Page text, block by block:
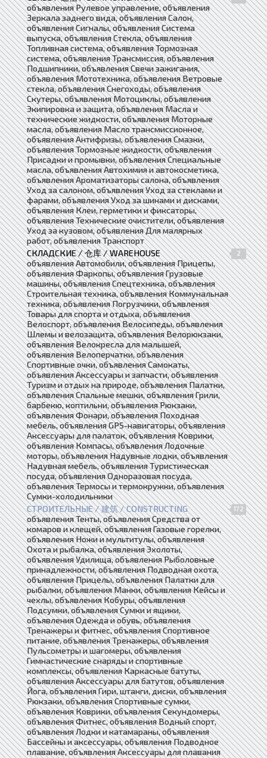
объявления Рулевое управление, объявления
Зеркала заднего вида, объявления Салон,
объявления Сигналы, объявления Система
выпуска, объявления Стекла, объявления
Топливная система, объявления Тормозная
система, объявления Трансмиссия, объявления
Подшипники, объявления Свечи зажигания,
объявления Мототехника, объявления Ветровые
стекла, объявления Снегоходы, объявления
Скутеры, объявления Мотоциклы, объявления
Экипировка и защита, объявления Масла и
технические жидкости, объявления Моторные
масла, объявления Масло трансмиссионное,
объявления Антифризы, объявления Смазки,
объявления Тормозные жидкости, объявления
Присадки и промывки, объявления Специальные
масла, объявления Автохимия и автокосметика,
объявления Ароматизаторы салона, объявления
Уход за салоном, объявления Уход за стеклами и
фарами, объявления Уход за шинами и дисками,
объявления Клеи, герметики и фиксаторы,
объявления Технические очистители, объявления
Уход за кузовом, объявления Для малярных
работ, объявления Транспорт
СКЛАДСКИЕ / 仓库 / WAREHOUSE
2
объявления Автомобили, объявления Прицепы,
объявления Фаркопы, объявления Грузовые
машины, объявления Спецтехника, объявления
Строительная техника, объявления Коммунальная
техника, объявления Погрузчики, объявления
Товары для спорта и отдыха, объявления
Велоспорт, объявления Велосипеды, объявления
Шлемы и велозащита, объявления Велорюкзаки,
объявления Велокресла для малышей,
объявления Велоперчатки, объявления
Спортивные очки, объявления Самокаты,
объявления Аксессуары и запчасти, объявления
Туризм и отдых на природе, объявления Палатки,
объявления Спальные мешки, объявления Грили,
барбекю, коптильни, объявления Рюкзаки,
объявления Фонари, объявления Походная
мебель, объявления GPS-навигаторы, объявления
Аксессуары для палаток, объявления Коврики,
объявления Компасы, объявления Лодочные
моторы, объявления Надувные лодки, объявления
Надувная мебель, объявления Туристическая
посуда, объявления Одноразовая посуда,
объявления Термосы и термокружки, объявления
Сумки-холодильники
СТРОИТЕЛЬНЫЕ / 建筑 / CONSTRUCTING
172
объявления Тенты, объявления Средства от
комаров и клещей, объявления Газовые горелки,
объявления Ножи и мультитулы, объявления
Охота и рыбалка, объявления Эхолоты,
объявления Удилища, объявления Рыболовные
принадлежности, объявления Подводная охота,
объявления Прицелы, объявления Палатки для
рыбалки, объявления Манки, объявления Кейсы и
чехлы, объявления Кобуры, объявления
Подсумки, объявления Сумки и ящики,
объявления Одежда и обувь, объявления
Тренажеры и фитнес, объявления Спортивное
питание, объявления Тренажеры, объявления
Пульсометры и шагомеры, объявления
Гимнастические снаряды и спортивные
комплексы, объявления Каркасные батуты,
объявления Аксессуары для батутов, объявления
Йога, объявления Гири, штанги, диски, объявления
Рюкзаки, объявления Спортивные сумки,
объявления Коврики, объявления Секундомеры,
объявления Фитнес, объявления Водный спорт,
объявления Лодки и катамараны, объявления
Бассейны и аксессуары, объявления Подводное
плавание, объявления Аксессуары для плавания